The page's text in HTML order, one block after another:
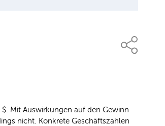
Mit Auswirkungen auf den Gewinn
nicht. Konkrete Geschäftszahlen